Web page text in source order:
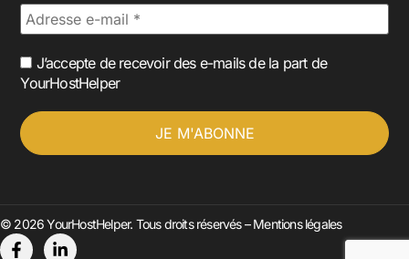
J’accepte de recevoir des e-mails de la part de
YourHostHelper
© 2026 YourHostHelper. Tous droits réservés –Mentions légales